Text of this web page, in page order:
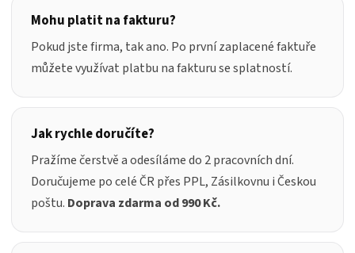
Mohu platit na fakturu?
Pokud jste firma, tak ano. Po první zaplacené faktuře
můžete využívat platbu na fakturu se splatností.
Jak rychle doručíte?
Pražíme čerstvě a odesíláme do 2 pracovních dní.
Doručujeme po celé ČR přes PPL, Zásilkovnu i Českou
poštu. Doprava zdarma od 990 Kč.